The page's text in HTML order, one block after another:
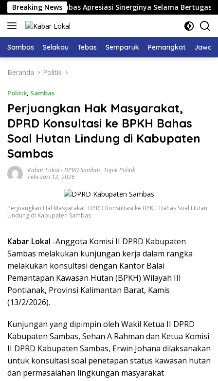
Langsung
ke
konten
Breaking News
DPRD Sambas Apresiasi Sinerginya Selama Bertugas
Sambas Selakau Tebas Semparuk Pemangkat Jawai
Beranda Politik
Politik, Sambas
Perjuangkan Hak Masyarakat,
DPRD Konsultasi ke BPKH Bahas
Soal Hutan Lindung di Kabupaten
Sambas
Kabar Lokal-DPRD Sambas, Topik Politik
Februari 12, 2026
Perjuangkan Hal Masyarakat, DPRD Konsultasi ke BPKH Bahas Soal Hutan
Lindung di Kabupaten Sambas
Kabar Lokal -Anggota Komisi II DPRD Kabupaten
Sambas melakukan kunjungan kerja dalam rangka
melakukan konsultasi dengan Kantor Balai
Pemantapan Kawasan Hutan (BPKH) Wilayah III
Pontianak, Provinsi Kalimantan Barat, Kamis
(13/2/2026).
Kunjungan yang dipimpin oleh Wakil Ketua II DPRD
Kabupaten Sambas, Sehan A Rahman dan Ketua Komisi
II DPRD Kabupaten Sambas, Erwin Johana dilaksanakan
untuk konsultasi soal penetapan status kawasan hutan
dan permasalahan lingkungan masyarakat